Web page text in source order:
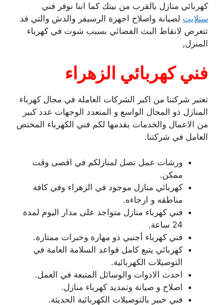
كهربائي منازل بالقرب من بيتك كما اننا نوفر فني
ستلايت لصيانة واصلاح اجهزة الرسيفر والدش والتي قد
تتعرض لانقاط البث الفضائي بسبب شوت في كهرباء
المنزل,
فني كهربائي الزهراء
تعتبر شركتنا من اكبر الشركات العاملة في مجال كهرباء
المنازل ذو المجال الواسع و المتعدد الوجهات عدد كبير
من الاعمال والخدمات يقدمها لكم فني الكهرباء المختص
العامل في شركتنا.
ورشات عمل تصل لمنازلكم في اقصى وقت
ممكن.
كهربائي منازل موجود في الزهراء وفي كافة
مناطقه و ارجاءه.
فني كهرباء منازل متواجد على مدار اليوم لمدة
24 ساعة.
فني كهرباء أجنبي ذو مهارة وخبرات ممتازة.
كهربائي يتبع كامل قواعد السلامة العامة في
التوصيلات الكهربائية.
احدث الادوات والوسائل المتبعة في العمل.
اصلاح و صيانة وتمديد كهرباء منازل.
فني خبير بالتوصيلات الكهربائية الحديثة.